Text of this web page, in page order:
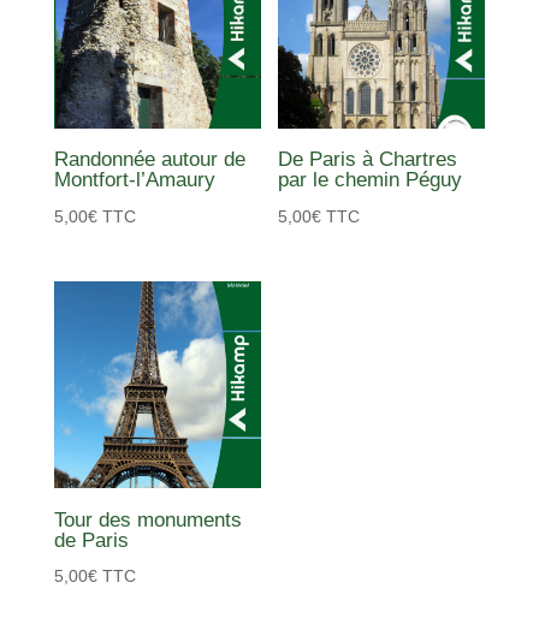
Randonnée autour de
Montfort-l’Amaury
5,00€ TTC
De Paris à Chartres
par le chemin Péguy
5,00€ TTC
Tour des monuments
de Paris
5,00€ TTC